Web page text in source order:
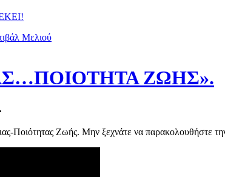
Μελιού
ΖΩΗΣ».
Ποιότητας Ζωής. Μην ξεχνάτε να παρακολουθήστε